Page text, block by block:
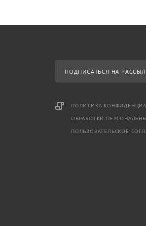
ПОДПИСАТЬСЯ НА
ПОЛИТИКА
ОБРАБОТКИ
ПОЛЬЗОВАТЕЛЬСКОЕ